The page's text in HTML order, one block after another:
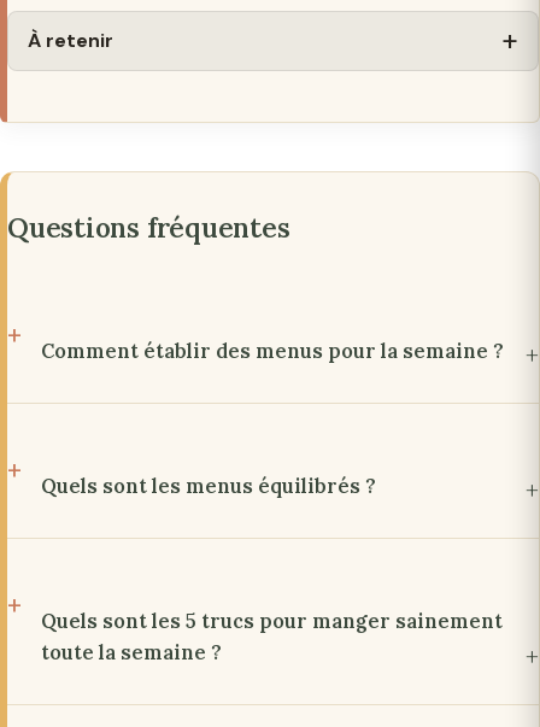
À retenir
Questions fréquentes
Comment établir des menus pour la semaine ?
Quels sont les menus équilibrés ?
Quels sont les 5 trucs pour manger sainement
toute la semaine ?